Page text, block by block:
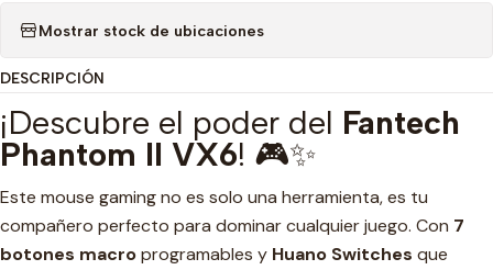
Mostrar stock de ubicaciones
DESCRIPCIÓN
¡Descubre el poder del Fantech
Phantom II VX6! 🎮✨
Este mouse gaming no es solo una herramienta, es tu
compañero perfecto para dominar cualquier juego. Con 7
botones macroprogramables y Huano Switches que